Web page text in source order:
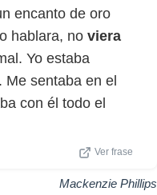
encanto de oro
hablara, no viera
Yo estaba
sentaba en el
con él todo el
Ver frase
Mackenzie Phillips